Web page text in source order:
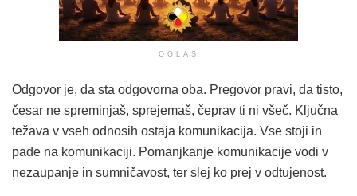
OGLAS
Odgovor je, da sta odgovorna oba. Pregovor pravi, da tisto,
česar ne spreminjaš, sprejemaš, čeprav ti ni všeč. Ključna
težava v vseh odnosih ostaja komunikacija. Vse stoji in
pade na komunikaciji. Pomanjkanje komunikacije vodi v
nezaupanje in sumničavost, ter slej ko prej v odtujenost.